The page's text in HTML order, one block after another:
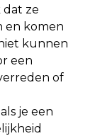
ze
en komen
kunnen
een
of
je een